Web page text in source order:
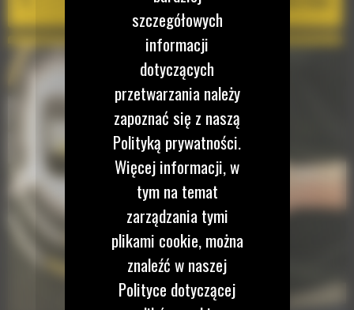
Cat Remote Troubleshooting
szczegółowych
informacji
dotyczących
przetwarzania należy
zapoznać się z naszą
Polityką prywatności.
Więcej informacji, w
tym na temat
zarządzania tymi
plikami cookie, można
znaleźć w naszej
Polityce dotyczącej